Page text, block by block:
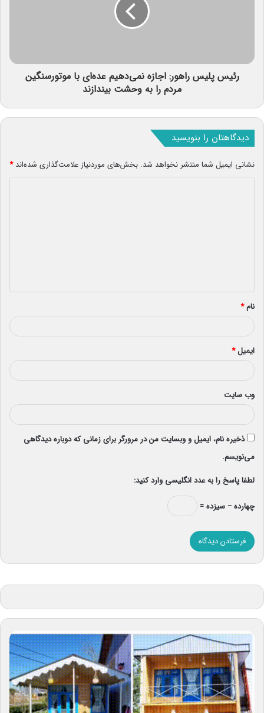
رئیس پلیس راهور: اجازه نمی‌دهیم عده‌ای با موتورسنگین
مردم را به وحشت بیندازند
دیدگاهتان را بنویسید
نشانی ایمیل شما منتشر نخواهد شد. بخش‌های موردنیاز علامت‌گذاری شده‌اند*
*
نام*
ایمیل*
وب‌ سایت
ذخیره نام، ایمیل و وبسایت من در مرورگر برای زمانی که دوباره دیدگاهی
می‌نویسم.
لطفا پاسخ را به عدد انگلیسی وارد کنید:
چهارده − سیزده =